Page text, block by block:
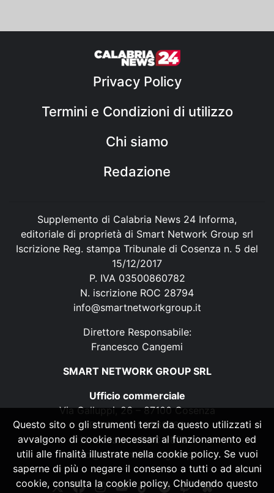
Privacy Policy
Termini e Condizioni di utilizzo
Chi siamo
Redazione
Supplemento di Calabria News 24 Informa,
editoriale di proprietà di Smart Network Group srl
Iscrizione Reg. stampa Tribunale di Cosenza n. 5 del
15/12/2017
P. IVA 03500860782
N. iscrizione ROC 28794
info@smartnetworkgroup.it
Direttore Responsabile:
Francesco Cangemi
SMART NETWORK GROUP SRL
Ufficio commerciale
Via Galluppi, 26 – 87100 Cosenza
P. IVA 03500860782
N. iscrizione ROC 28794
info@smartnetworkgroup.it
Questo sito o gli strumenti terzi da questo utilizzati si
avvalgono di cookie necessari al funzionamento ed
utili alle finalità illustrate nella cookie policy. Se vuoi
saperne di più o negare il consenso a tutti o ad alcuni
cookie, consulta la cookie policy. Chiudendo questo